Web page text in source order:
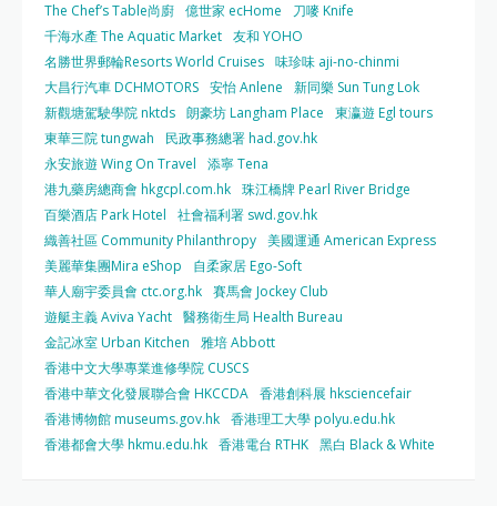
The Chef’s Table尚廚 億世家 ecHome
刀嘜 Knife
千海水產 The Aquatic Market 友和 YOHO
名勝世界郵輪Resorts World Cruises 味珍味 aji-no-chinmi
大昌行汽車 DCHMOTORS 安怡 Anlene
新同樂 Sun Tung Lok
新觀塘駕駛學院 nktds 朗豪坊 Langham Place
東瀛遊 Egl tours
東華三院 tungwah
民政事務總署 had.gov.hk
永安旅遊 Wing On Travel
添寧 Tena
港九藥房總商會 hkgcpl.com.hk 珠江橋牌 Pearl River Bridge
百樂酒店 Park Hotel
社會福利署 swd.gov.hk
織善社區 Community Philanthropy 美國運通 American Express
美麗華集團Mira eShop
自柔家居 Ego-Soft
華人廟宇委員會 ctc.org.hk 賽馬會 Jockey Club
遊艇主義 Aviva Yacht 醫務衛生局 Health Bureau
金記冰室 Urban Kitchen
雅培 Abbott
香港中文大學專業進修學院 CUSCS
香港中華文化發展聯合會 HKCCDA 香港創科展 hksciencefair
香港博物館 museums.gov.hk 香港理工大學 polyu.edu.hk
香港都會大學 hkmu.edu.hk 香港電台 RTHK 黑白 Black & White